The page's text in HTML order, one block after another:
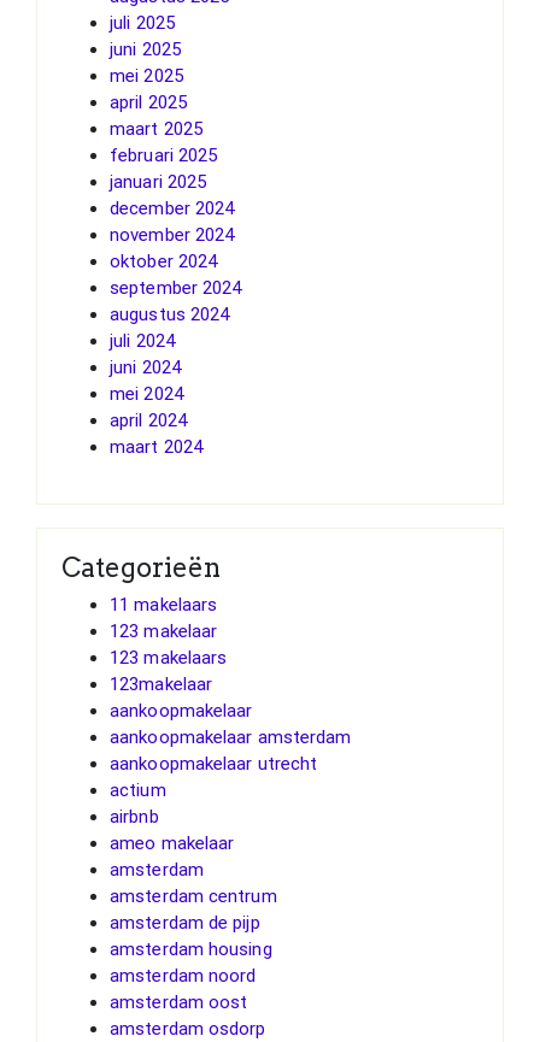
juli 2025
juni 2025
mei 2025
april 2025
maart 2025
februari 2025
januari 2025
december 2024
november 2024
oktober 2024
september 2024
augustus 2024
juli 2024
juni 2024
mei 2024
april 2024
maart 2024
Categorieën
11 makelaars
123 makelaar
123 makelaars
123makelaar
aankoopmakelaar
aankoopmakelaar amsterdam
aankoopmakelaar utrecht
actium
airbnb
ameo makelaar
amsterdam
amsterdam centrum
amsterdam de pijp
amsterdam housing
amsterdam noord
amsterdam oost
amsterdam osdorp